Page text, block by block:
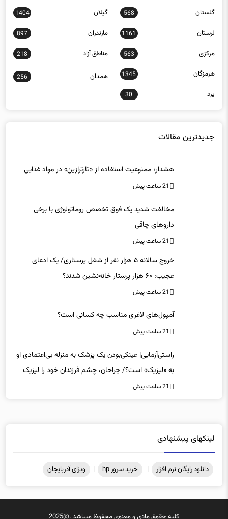
گلستان 568 گیلان 1404
لرستان 1161 مازندران 897
مرکزی 563 مناطق آزاد 218
هرمزگان 1345 همدان 256
یزد 30
جدیدترین مقالات
هشدار؛ ممنوعیت استفاده از «تارترازین» در مواد غذایی
21 ساعت پیش
مخالفت شدید یک فوق تخصص روماتولوژی با برخی
داروهای چاقی
21 ساعت پیش
خروج سالانه ۵ هزار نفر از شغل پرستاری/ یک ادعای
عجیب: ۶۰ هزار پرستار خانه‌نشین شدند؟
21 ساعت پیش
آمپول‌های لاغری مناسب چه کسانی است؟
21 ساعت پیش
راستی‌آزمایی| عینکی‌بودن یک پزشک به منزله بی‌اعتمادی او
به «لیزیک» است؟/ جراحان، چشم فرزندان خود را لیزیک
می‌کنند؟
21 ساعت پیش
لینکهای پیشنهادی
دانلود رایگان نرم افزار | خرید سرور hp | ویزای آذربایجان
کلیه حقوق مادی و معنوی محفوظ میباشد .@2025